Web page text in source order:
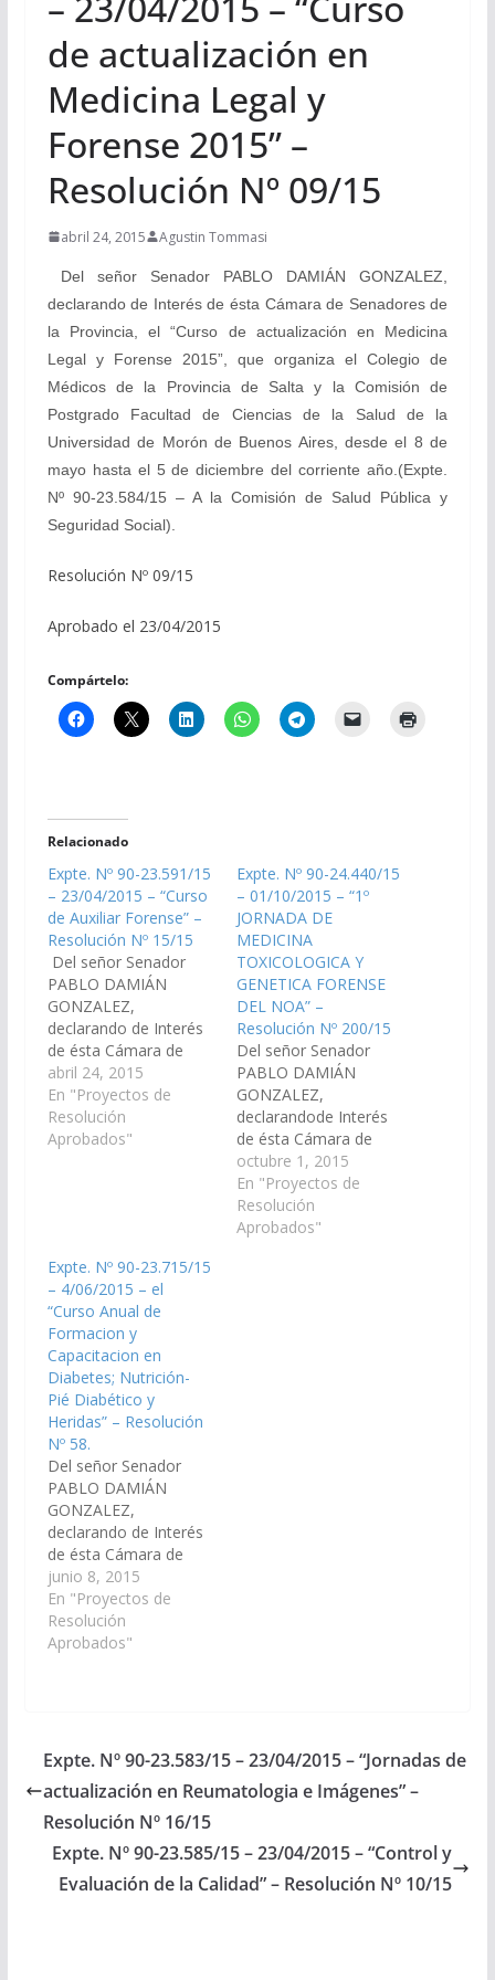
de actualización en
Medicina Legal y
Forense 2015” –
Resolución Nº 09/15
abril 24, 2015 Agustin Tommasi
Del señor Senador PABLO DAMIÁN GONZALEZ,
declarando de Interés de ésta Cámara de Senadores de
la Provincia, el “Curso de actualización en Medicina
Legal y Forense 2015”, que organiza el Colegio de
Médicos de la Provincia de Salta y la Comisión de
Postgrado Facultad de Ciencias de la Salud de la
Universidad de Morón de Buenos Aires, desde el 8 de
mayo hasta el 5 de diciembre del corriente año.(Expte.
Nº 90-23.584/15 – A la Comisión de Salud Pública y
Seguridad Social).
Resolución Nº 09/15
Aprobado el 23/04/2015
Compártelo:
Relacionado
Expte. Nº 90-23.591/15
– 23/04/2015 – “Curso
de Auxiliar Forense” –
Resolución Nº 15/15
Del señor Senador
PABLO DAMIÁN
GONZALEZ,
declarando de Interés
de ésta Cámara de
Senadores de la
Provincia, el "Curso de
Auxiliar Forense", que
organiza la Fundación
Nº 90-23.591/15 – A la
Comisión…
abril 24, 2015
En "Proyectos de
Resolución
Aprobados"
Expte. Nº 90-24.440/15
– 01/10/2015 – “1º
JORNADA DE
MEDICINA
TOXICOLOGICA Y
GENETICA FORENSE
DEL NOA” –
Resolución Nº 200/15
Del señor Senador
PABLO DAMIÁN
GONZALEZ,
declarandode Interés
de ésta Cámara de
Senadores de la
Provincia, la
"1ºJORNADA DE
MEDICINA
octubre 1, 2015
En "Proyectos de
Resolución
Aprobados"
Expte. Nº 90-23.715/15
– 4/06/2015 – el
“Curso Anual de
Formacion y
Capacitacion en
Diabetes; Nutrición-
Pié Diabético y
Heridas” – Resolución
Nº 58.
Del señor Senador
PABLO DAMIÁN
GONZALEZ,
declarando de Interés
de ésta Cámara de
Senadores de la
Provincia el “Curso
Anual de Formacion y
Capacitacion en
12 de diciembre del
cte. año. Organiza la
Fundación Escuela
para…
junio 8, 2015
En "Proyectos de
Resolución
Aprobados"
Expte. Nº 90-23.583/15 – 23/04/2015 – “Jornadas de
actualización en Reumatologia e Imágenes” –
Resolución Nº 16/15
Expte. Nº 90-23.585/15 – 23/04/2015 – “Control y
Evaluación de la Calidad” – Resolución Nº 10/15